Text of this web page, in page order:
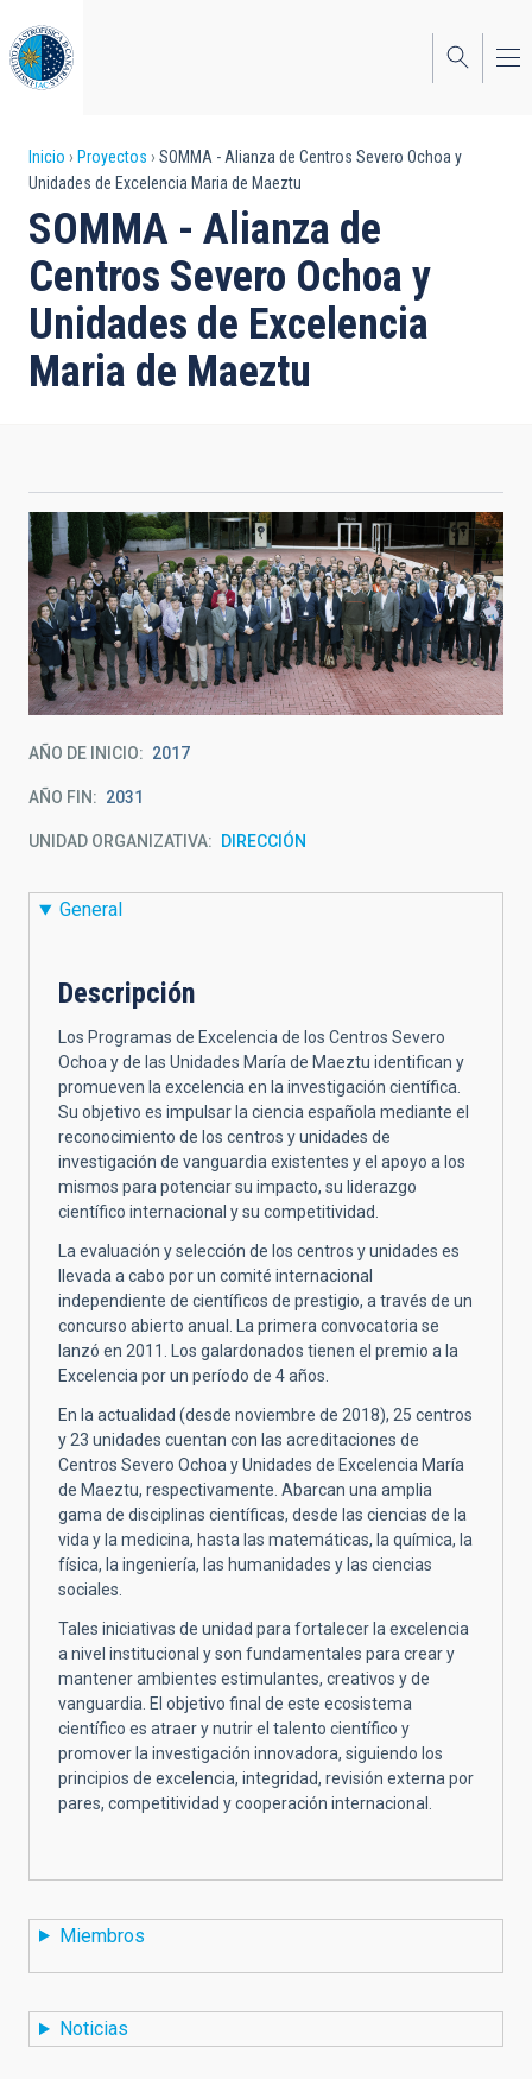
al
contenido
principal
Sobrescribir
enlaces
de
ayuda
a
la
Inicio Proyectos
SOMMA - Alianza de Centros Severo Ochoa y
Unidades de Excelencia Maria de Maeztu
SOMMA - Alianza de
Centros Severo Ochoa y
Unidades de Excelencia
Maria de Maeztu
AÑO DE INICIO 2017
AÑO FIN 2031
UNIDAD ORGANIZATIVA DIRECCIÓN
General
Descripción
Los Programas de Excelencia de los Centros Severo
Ochoa y de las Unidades María de Maeztu identifican y
promueven la excelencia en la investigación científica.
Su objetivo es impulsar la ciencia española mediante el
reconocimiento de los centros y unidades de
investigación de vanguardia existentes y el apoyo a los
mismos para potenciar su impacto, su liderazgo
científico internacional y su competitividad.
La evaluación y selección de los centros y unidades es
llevada a cabo por un comité internacional
independiente de científicos de prestigio, a través de un
concurso abierto anual. La primera convocatoria se
lanzó en 2011. Los galardonados tienen el premio a la
Excelencia por un período de 4 años.
En la actualidad (desde noviembre de 2018), 25 centros
y 23 unidades cuentan con las acreditaciones de
Centros Severo Ochoa y Unidades de Excelencia María
de Maeztu, respectivamente. Abarcan una amplia
gama de disciplinas científicas, desde las ciencias de la
vida y la medicina, hasta las matemáticas, la química, la
física, la ingeniería, las humanidades y las ciencias
sociales.
Tales iniciativas de unidad para fortalecer la excelencia
a nivel institucional y son fundamentales para crear y
mantener ambientes estimulantes, creativos y de
vanguardia. El objetivo final de este ecosistema
científico es atraer y nutrir el talento científico y
promover la investigación innovadora, siguiendo los
principios de excelencia, integridad, revisión externa por
pares, competitividad y cooperación internacional.
Miembros
Noticias